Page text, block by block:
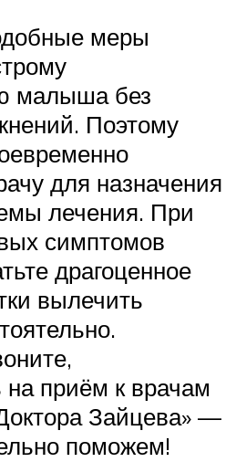
меры
малыша без
Поэтому
для назначения
лечения. При
симптомов
драгоценное
вылечить
приём к врачам
Зайцева» —
поможем!